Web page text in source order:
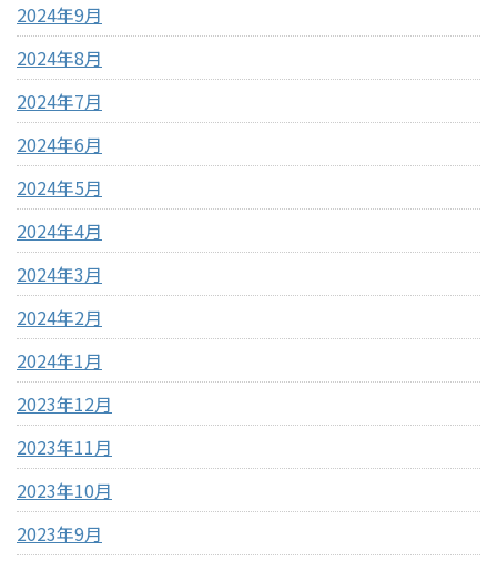
2024年9月
2024年8月
2024年7月
2024年6月
2024年5月
2024年4月
2024年3月
2024年2月
2024年1月
2023年12月
2023年11月
2023年10月
2023年9月